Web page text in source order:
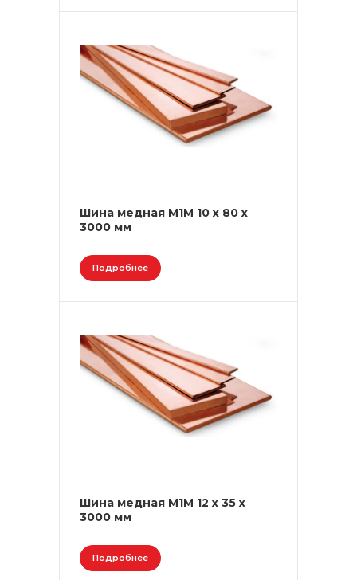
Шина медная М1М 10 х 80 х
3000 мм
Подробнее
Шина медная М1М 12 х 35 х
3000 мм
Подробнее